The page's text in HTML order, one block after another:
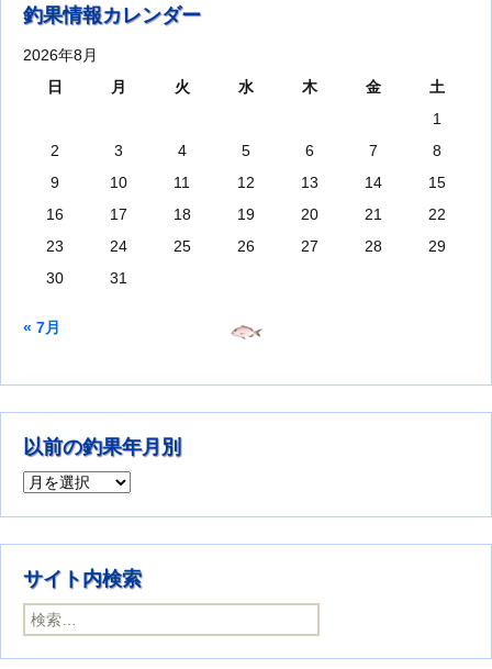
釣果情報カレンダー
2026年8月
日
月 火 水 木 金
土
1
2
3 4 5 6 7
8
9
10 11 12 13 14
15
16
17 18 19 20 21
22
23
24 25 26 27 28
29
30
31
« 7月
以前の釣果年月別
以前の釣果年月別
サイト内検索
検索: